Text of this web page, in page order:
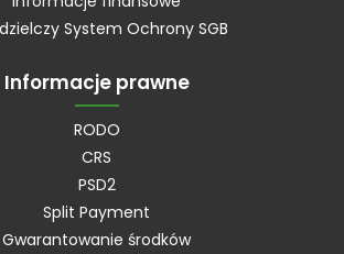
System Ochrony SGB
Informacje prawne
RODO
CRS
PSD2
Split Payment
Gwarantowanie środków